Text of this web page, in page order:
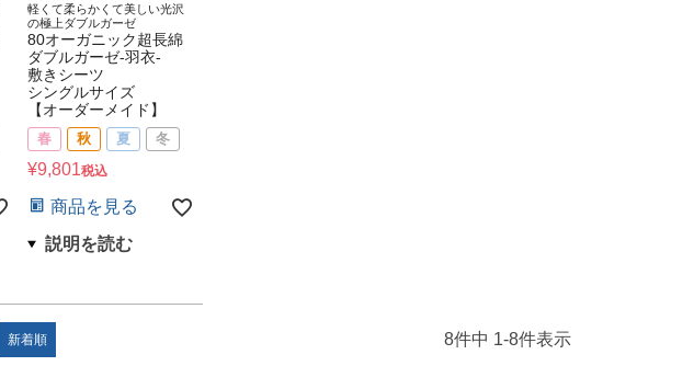
軽くて柔らかくて美しい光沢
の極上ダブルガーゼ
80オーガニック超長綿
ダブルガーゼ-羽衣-
敷きシーツ
シングルサイズ
【オーダーメイド】
春 秋 夏 冬
¥9,801税込
商品を見る
新着順 8件中 1-8件表示